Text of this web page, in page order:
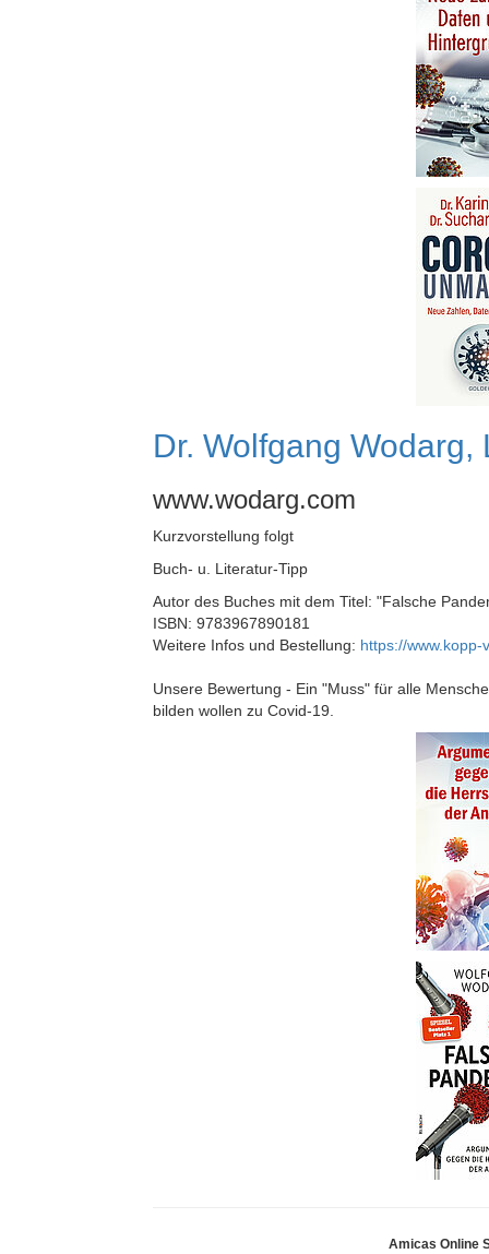
Dr. Wolfgang
www.wodarg.com
Kurzvorstellung folgt
Buch- u. Literatur-Tipp
Autor des Buches mit dem Titel: "Falsche
ISBN: 9783967890181
Weitere Infos und Bestellung: https://
Unsere Bewertung - Ein "Muss" für alle
bilden wollen zu Covid-19.
Amicas Online